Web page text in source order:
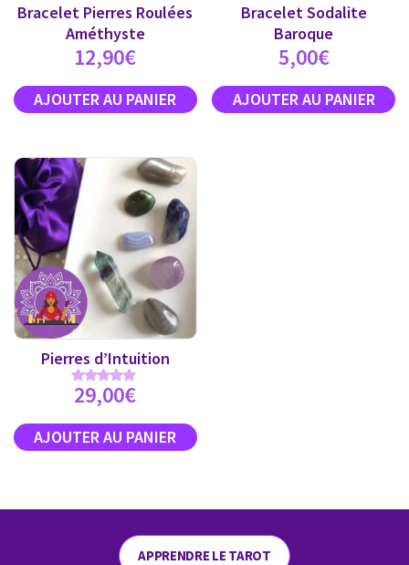
Bracelet Pierres Roulées
Améthyste
12,90€
Bracelet Sodalite
Baroque
5,00€
Pierres d’Intuition
Note
5.00
29,00€
APPRENDRE LE TAROT